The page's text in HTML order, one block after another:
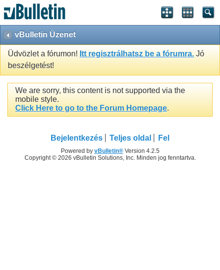
vBulletin Üzenet
Üdvözlet a fórumon! Itt regisztrálhatsz be a fórumra. Jó
beszélgetést!
We are sorry, this content is not supported via the
mobile style.
Click Here to go to the Forum Homepage.
Bejelentkezés Teljes oldal Fel
Powered by vBulletin®Version 4.2.5
Copyright © 2026 vBulletin Solutions, Inc. Minden jog fenntartva.